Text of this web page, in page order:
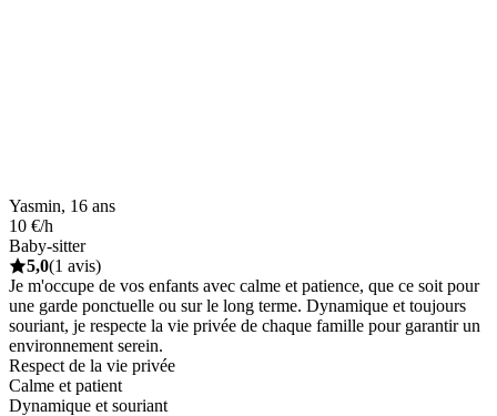
Yasmin, 16 ans
10 €/h
Baby-sitter
5,0(1 avis)
Je m'occupe de vos enfants avec calme et patience, que ce soit pour
une garde ponctuelle ou sur le long terme. Dynamique et toujours
souriant, je respecte la vie privée de chaque famille pour garantir un
environnement serein.
Respect de la vie privée
Calme et patient
Dynamique et souriant